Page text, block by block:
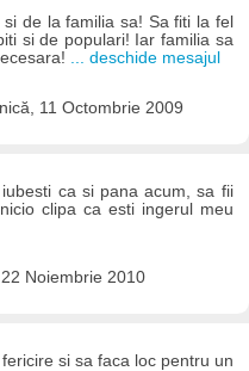
de la familia sa! Sa fiti la fel
si de populari! Iar familia sa
... deschide mesajul
11 Octombrie 2009
ca si pana acum, sa fii
clipa ca esti ingerul meu
Noiembrie 2010
si sa faca loc pentru un